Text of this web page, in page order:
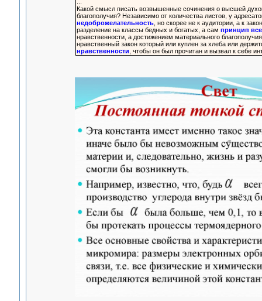
Какой смысл писать возвышенные сочинения о высшей
благополучия? Независимо от количества листов, у
недоброжелательность, но скорее не к аудитории, а к
разделение на классы бедных и богатых, а сам принцип
нравственности, а достижением материального
нравственный закон который или куплен за хлеба или
нравственности , чтобы он был прочитан и вызвал к себе